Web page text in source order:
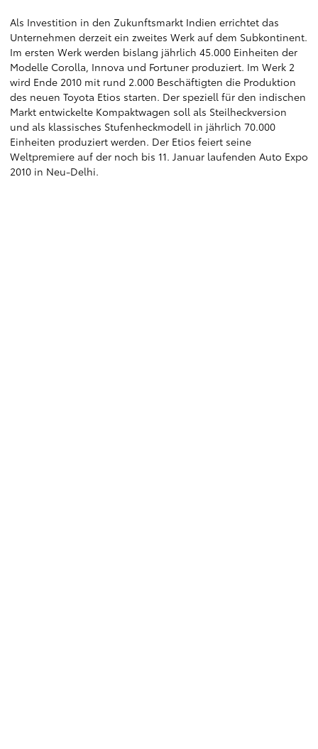
Als Investition in den Zukunftsmarkt Indien errichtet das
Unternehmen derzeit ein zweites Werk auf dem Subkontinent.
Im ersten Werk werden bislang jährlich 45.000 Einheiten der
Modelle Corolla, Innova und Fortuner produziert. Im Werk 2
wird Ende 2010 mit rund 2.000 Beschäftigten die Produktion
des neuen Toyota Etios starten. Der speziell für den indischen
Markt entwickelte Kompaktwagen soll als Steilheckversion
und als klassisches Stufenheckmodell in jährlich 70.000
Einheiten produziert werden. Der Etios feiert seine
Weltpremiere auf der noch bis 11. Januar laufenden Auto Expo
2010 in Neu-Delhi.